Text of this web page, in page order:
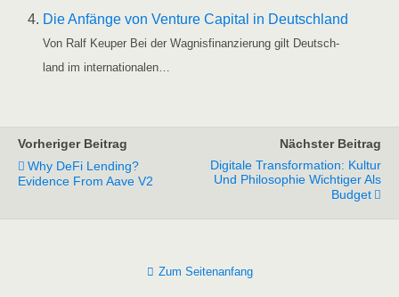
Die Anfän­ge von Ven­ture Capi­tal in Deutsch­land
Von Ralf Keu­per Bei der Wag­nis­fi­nan­zie­rung gilt Deutsch­
land im internationalen…
Vorheriger Beitrag
Why DeFi Lending?
Evidence From Aave V2
Nächster Beitrag
Digitale Transformation: Kultur
Und Philosophie Wichtiger Als
Budget
Zum Seitenanfang